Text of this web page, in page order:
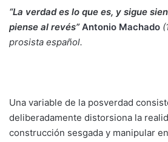
“La verdad es lo que es, y sigue
piense al revés” Antonio Machado
prosista español.
Una variable de la posverdad
deliberadamente distorsiona la
construcción sesgada y manipular